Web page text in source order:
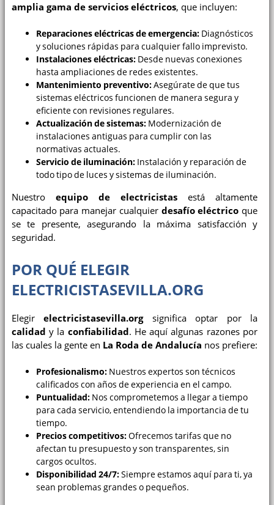
amplia gama de servicios eléctricos, que incluyen:
Reparaciones eléctricas de emergencia:Diagnósticos
y soluciones rápidas para cualquier fallo imprevisto.
Instalaciones eléctricas:Desde nuevas conexiones
hasta ampliaciones de redes existentes.
Mantenimiento preventivo:Asegúrate de que tus
sistemas eléctricos funcionen de manera segura y
eficiente con revisiones regulares.
Actualización de sistemas:Modernización de
instalaciones antiguas para cumplir con las
normativas actuales.
Servicio de iluminación:Instalación y reparación de
todo tipo de luces y sistemas de iluminación.
Nuestro equipo de electricistasestá altamente
capacitado para manejar cualquier desafío eléctrico que
se te presente, asegurando la máxima satisfacción y
seguridad.
POR QUÉ ELEGIR
ELECTRICISTASEVILLA.ORG
Elegirelectricistasevilla.orgsignifica optar por la
calidad y la confiabilidad . He aquí algunas razones por
las cuales la gente en La Roda de Andalucía nos prefiere:
Profesionalismo:Nuestros expertos son técnicos
calificados con años de experiencia en el campo.
Puntualidad:Nos comprometemos a llegar a tiempo
para cada servicio, entendiendo la importancia de tu
tiempo.
Precios competitivos:Ofrecemos tarifas que no
afectan tu presupuesto y son transparentes, sin
cargos ocultos.
Disponibilidad 24/7:Siempre estamos aquí para ti, ya
sean problemas grandes o pequeños.